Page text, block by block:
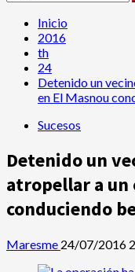
Inicio
2016
th
24
Detenido un
en El Masnou
Sucesos
Detenido un
atropellar a un
conduciendo
Maresme 24/07/2016